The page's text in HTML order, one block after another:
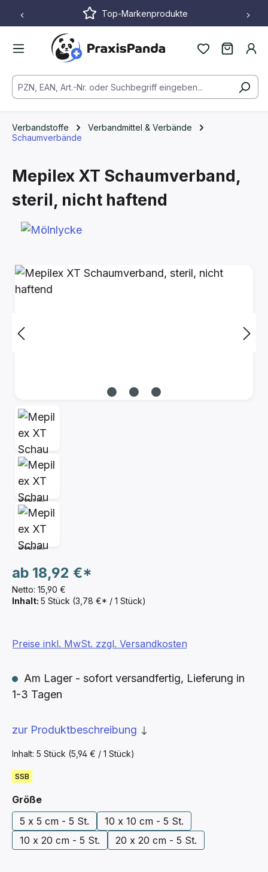
Zum Hauptinhalt springenTop-Markenprodukte
Verbandstoffe
Verbandmittel & Verbände
Schaumverbände
Mepilex XT Schaumverband,
steril, nicht haftend
Bildergalerie überspringen
Netto: 15,90 €
ab 18,92 €*
Inhalt: 5 Stück (3,78 €* / 1 Stück)
Inhalt: 5 Stück (5,94 € / 1 Stück)
Preise inkl. MwSt. zzgl. Versandkosten
Am Lager - sofort versandfertig, Lieferung in
1-3 Tagen
SSB
zur Produktbeschreibung
Größeauswählen
5 x 5 cm - 5 St.
10 x 10 cm - 5 St.
10 x 20 cm - 5 St.
20 x 20 cm - 5 St.